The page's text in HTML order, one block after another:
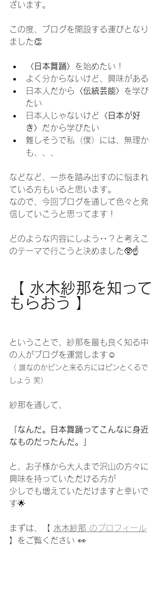
ざいます。
この度、ブログを開設する運びとなり
ました👏
〈日本舞踊〉
を始めたい！
よく分からないけど、興味がある
日本人だから 〈伝統芸能〉
を学び
たい
日本人じゃないけど
〈日本が好
き〉 だから学びたい
難しそうで私（僕）には、無理か
も、、、
などなど、一歩を踏み出すのに悩まれ
ている方もいると思います。
なので、今回ブログを通して色々と発
信していこうと思ってます！
どのような内容にしよう‥？と考えこ
のテーマで行こうと決めました🥸☝️
【 水木紗那を知って
もらおう 】
ということで、紗那を最も良く知る中
の人がブログを運営します☺️
（ 誰なのかピンと来る方にはピンとくるで
しょう 笑）
紗那を通して、
「なんだ。日本舞踊ってこんなに身近
なものだったんだ。」
と、お子様から大人まで沢山の方々に
興味を持っていただける方が
少しでも増えていただけますと幸いで
す🌟
まずは、【 水木紗那 のプロフィール
】をご覧ください 👀